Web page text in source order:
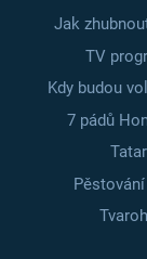
Jak
TV
Kdy budou
7 pádů